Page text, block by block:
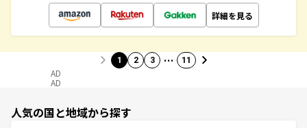
詳細を見る
1 2 3 … 11
AD
AD
人気の国と地域から探す